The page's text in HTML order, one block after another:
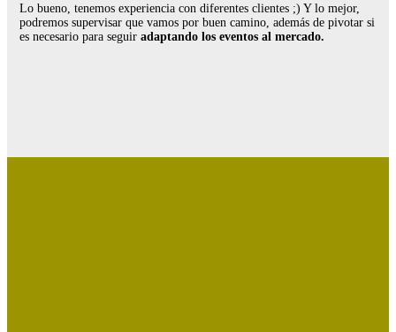
Lo bueno, tenemos experiencia con diferentes clientes ;) Y lo mejor,
podremos supervisar que vamos por buen camino, además de pivotar si
es necesario para seguir adaptando los eventos al mercado.